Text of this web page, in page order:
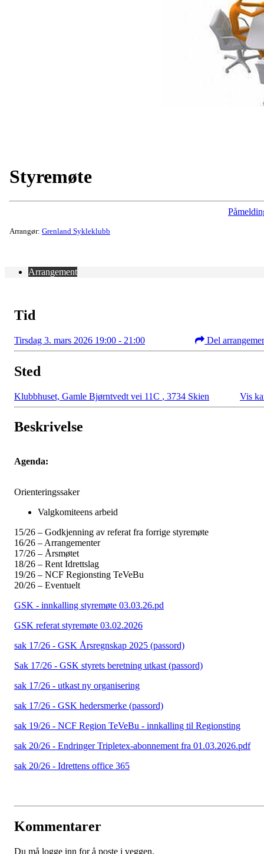
Styremøte
Arrangør: Grenland Sykleklubb
Arrangement
Tid
Tirsdag 3. mars 2026 19:00 - 21:00 Del
Sted
Klubbhuset, Gamle Bjørntvedt vei 11C , 3734 Skien Vis
Beskrivelse
Agenda:
Orienteringssaker
Valgkomiteens arbeid
15/26 – Godkjenning av referat fra forrige styremøte
16/26 – Arrangementer
17/26 – Årsmøtet
18/26 – Rent Idrettslag
19/26 – NCF Regionsting TeVeBu
20/26 – Eventuelt
GSK - innkalling styremøte 03.03.26.pd
GSK referat styremøte 03.02.2026
sak 17/26 - GSK Årsregnskap 2025 (passord)
Sak 17/26 - GSK styrets beretning utkast (passord)
sak 17/26 - utkast ny organisering
sak 17/26 - GSK hedersmerke (passord)
sak 19/26 - NCF Region TeVeBu - innkalling til Regionsting
sak 20/26 - Endringer Tripletex-abonnement fra 01.03.2026.pdf
sak 20/26 - Idrettens office 365
Kommentarer
Du må logge inn for å poste i veggen.